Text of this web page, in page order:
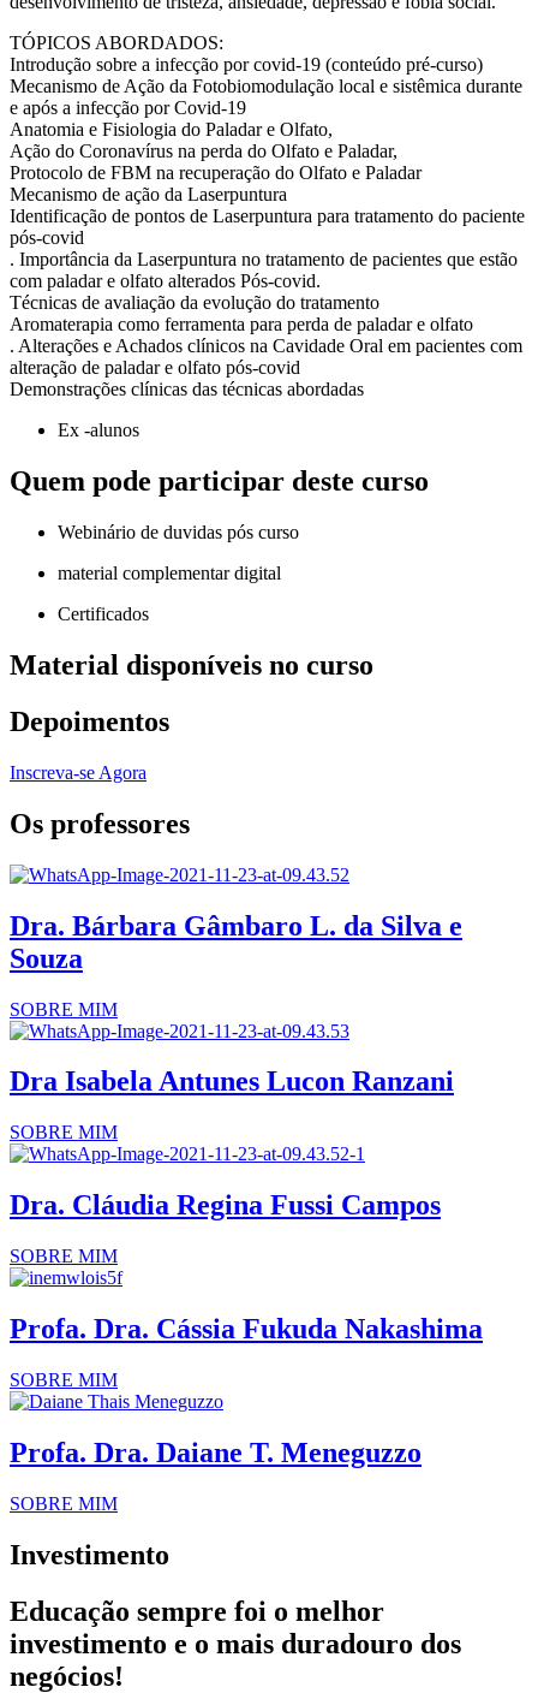
TÓPICOS ABORDADOS:
Introdução sobre a infecção por covid-19 (conteúdo pré-curso)
Mecanismo de Ação da Fotobiomodulação local e sistêmica durante
e após a infecção por Covid-19
Anatomia e Fisiologia do Paladar e Olfato,
Ação do Coronavírus na perda do Olfato e Paladar,
Protocolo de FBM na recuperação do Olfato e Paladar
Mecanismo de ação da Laserpuntura
Identificação de pontos de Laserpuntura para tratamento do paciente
pós-covid
. Importância da Laserpuntura no tratamento de pacientes que estão
com paladar e olfato alterados Pós-covid.
Técnicas de avaliação da evolução do tratamento
Aromaterapia como ferramenta para perda de paladar e olfato
. Alterações e Achados clínicos na Cavidade Oral em pacientes com
alteração de paladar e olfato pós-covid
Demonstrações clínicas das técnicas abordadas
Ex -alunos
Quem pode participar deste curso
Webinário de duvidas pós curso
material complementar digital
Certificados
Material disponíveis no curso
Depoimentos
Inscreva-se Agora
Os professores
Dra. Bárbara Gâmbaro L. da Silva e
Souza
SOBRE MIM
Dra Isabela Antunes Lucon Ranzani
SOBRE MIM
Dra. Cláudia Regina Fussi Campos
SOBRE MIM
Profa. Dra. Cássia Fukuda Nakashima
SOBRE MIM
Profa. Dra. Daiane T. Meneguzzo
SOBRE MIM
Investimento
Educação sempre foi o melhor
investimento e o mais duradouro dos
negócios!